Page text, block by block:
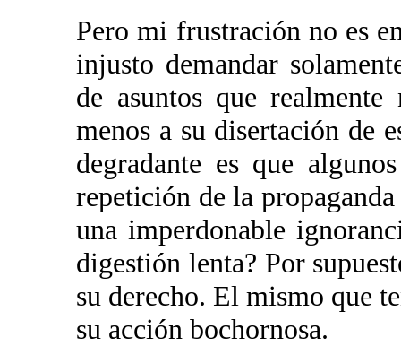
Pero mi frustración no es
injusto demandar
de asuntos que
menos a su disertación de
degradante es que
repetición de la
una imperdonable
digestión lenta? Por
su derecho. El mismo que
su acción bochornosa.